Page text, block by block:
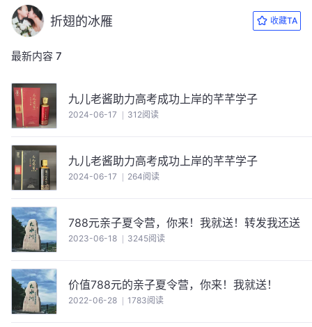
折翅的冰雁 收藏TA
最新内容 7
九儿老酱助力高考成功上岸的芊芊学子
2024-06-17 312阅读
九儿老酱助力高考成功上岸的芊芊学子
2024-06-17 264阅读
788元亲子夏令营，你来！我就送！转发我还送
2023-06-18 3245阅读
价值788元的亲子夏令营，你来！我就送！
2022-06-28 1783阅读